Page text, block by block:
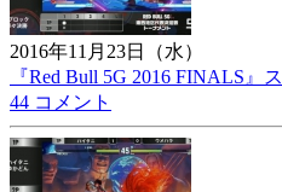
2016年11月23日（水）
『Red Bull 5G 2016 FINALS』
44 コメント